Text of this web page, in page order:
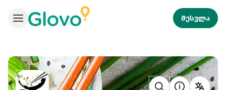
შესვლა